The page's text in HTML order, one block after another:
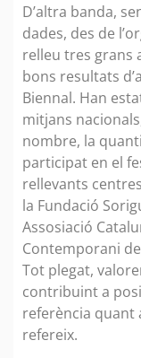
D’altra banda,
dades, des de
relleu tres grans
bons resultats
Biennal. Han
mitjans
nombre, la
participat en el
rellevants
la Fundació
Assosiació
Contemporani
Tot plegat,
contribuint a
referència quant
refereix.